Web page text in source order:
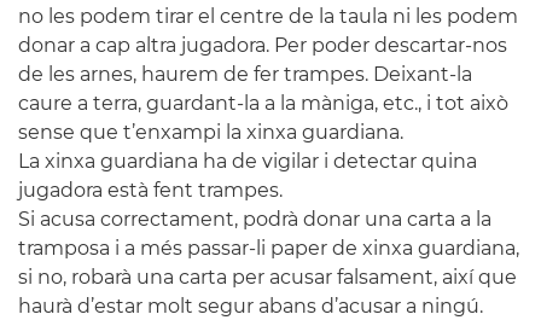
no les podem tirar el centre de la taula ni les podem
donar a cap altra jugadora. Per poder descartar-nos
de les arnes, haurem de fer trampes. Deixant-la
caure a terra, guardant-la a la màniga, etc., i tot això
sense que t’enxampi la xinxa guardiana.
La xinxa guardiana ha de vigilar i detectar quina
jugadora està fent trampes.
Si acusa correctament, podrà donar una carta a la
tramposa i a més passar-li paper de xinxa guardiana,
si no, robarà una carta per acusar falsament, així que
haurà d’estar molt segur abans d’acusar a ningú.